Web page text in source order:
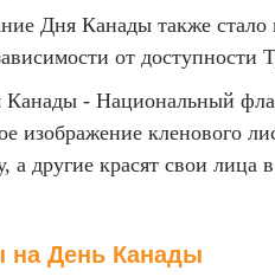
Дня Канады также
от доступности
- Национальный
изображение кленового
другие красят свои лица
на День Канады